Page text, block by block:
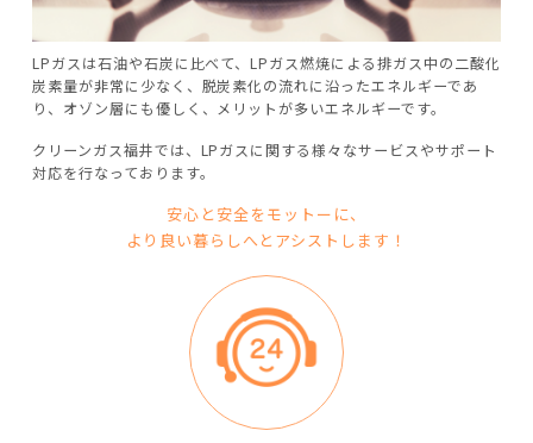
LPガスは石油や石炭に比べて、LPガス燃焼による排ガス中の二酸化
炭素量が非常に少なく、脱炭素化の流れに沿ったエネルギーであ
り、オゾン層にも優しく、メリットが多いエネルギーです。
クリーンガス福井では、LPガスに関する様々なサービスやサポート
対応を行なっております。
安心と安全をモットーに、
より良い暮らしへとアシストします！